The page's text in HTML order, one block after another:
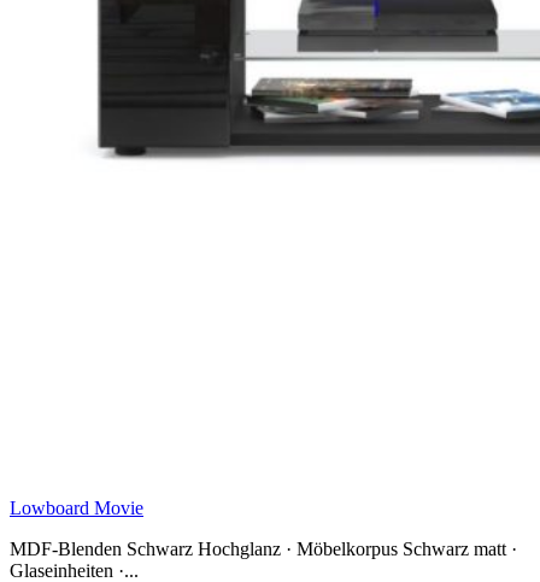
Lowboard Movie
MDF-Blenden Schwarz Hochglanz · Möbelkorpus Schwarz matt ·
Glaseinheiten ·...